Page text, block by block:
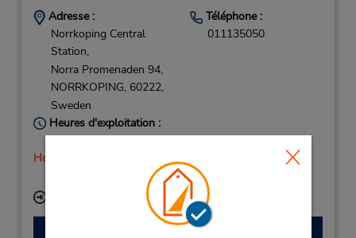
Adresse :
Norrkoping Central
Station,
Norra Promenaden 94,
NORRKOPING, 60222,
Sweden
Téléphone :
011135050
Heures d'exploitation :
Mon - Fri 7:00 AM - 5:00 PM
Holiday Hours
Free pickup service available
Succursale avec boîte de dépôt des clés